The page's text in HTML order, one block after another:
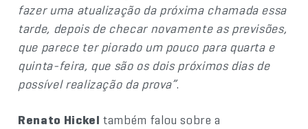
fazer uma atualização da próxima chamada essa
tarde, depois de checar novamente as previsões,
que parece ter piorado um pouco para quarta e
quinta-feira, que são os dois próximos dias de
possível realização da prova”.
Renato Hickel também falou sobre a